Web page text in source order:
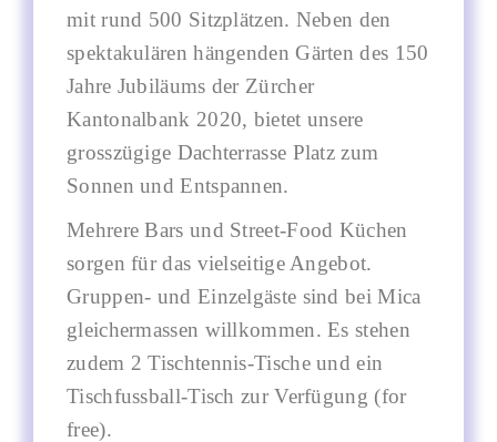
mit rund 500 Sitzplätzen. Neben den
spektakulären hängenden Gärten des 150
Jahre Jubiläums der Zürcher
Kantonalbank 2020, bietet unsere
grosszügige Dachterrasse Platz zum
Sonnen und Entspannen.
Mehrere Bars und Street-Food Küchen
sorgen für das vielseitige Angebot.
Gruppen- und Einzelgäste sind bei Mica
gleichermassen willkommen. Es stehen
zudem 2 Tischtennis-Tische und ein
Tischfussball-Tisch zur Verfügung (for
free).